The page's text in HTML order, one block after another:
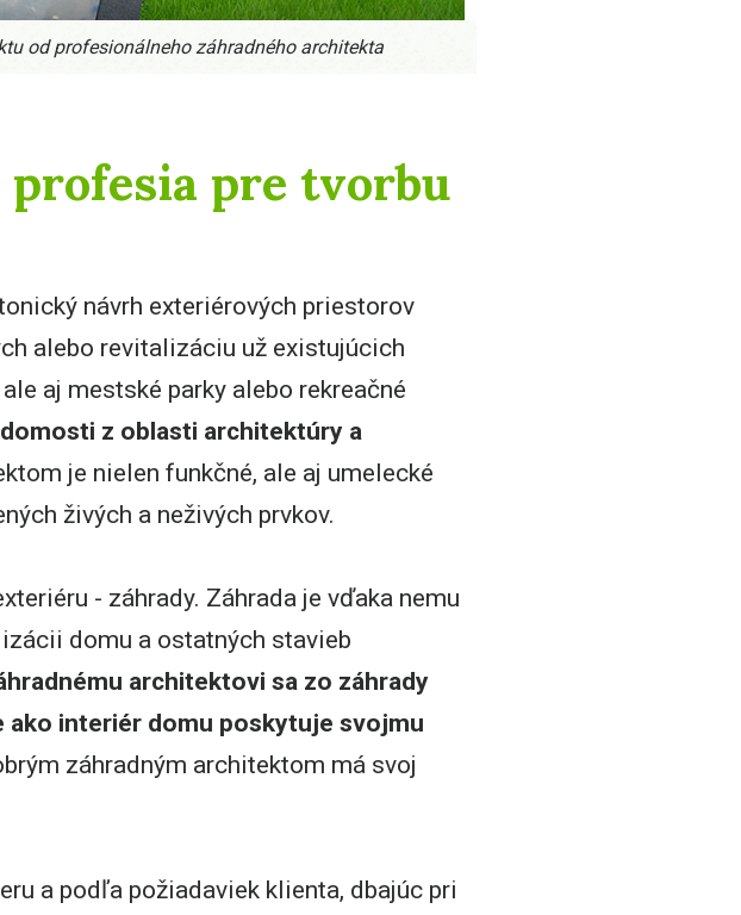
od profesionálneho záhradného architekta
pre tvorbu
návrh exteriérových priestorov
alebo revitalizáciu už existujúcich
aj mestské parky alebo rekreačné
z oblasti architektúry a
je nielen funkčné, ale aj umelecké
živých a neživých prvkov.
- záhrady. Záhrada je vďaka nemu
domu a ostatných stavieb
architektovi sa zo záhrady
interiér domu poskytuje svojmu
záhradným architektom má svoj
a podľa požiadaviek klienta, dbajúc pri